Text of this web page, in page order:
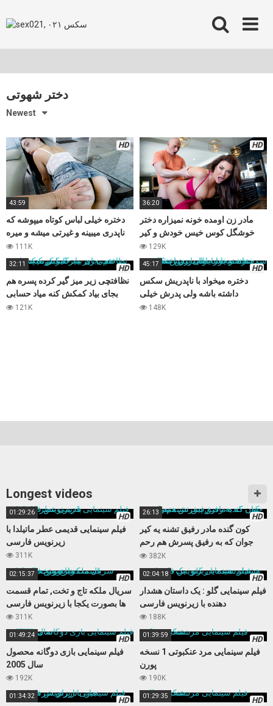
to
دختر شهوتی
Newest
HD
43:59
دختره خیلی لباس کوتاه میپوشه که
ناپدری میبینه و غیرتی میشه و میره
که یک درس حسابی بهش بده
111K
HD
36:20
مادر زن اومده خونه نمیزاره دختر
خوشگل کوس خیس خودش و کیر
شوهرش خالی کنه ،سکس زیبا
129K
HD
32:11
نظافتچی زیر میز گیر کرده پسره هم
بجای بیاد کمکش کنه میاد حسابی
میکنتش
121K
HD
45:17
دختره میخواد با ناپدریش سکس
داشته باشه ولی پدرش خیلی
سرسخته و به رابطه با زن اعتقادی
148K
Longest videos
HD
01:29:26
فیلم سینمایی قدیمی عطر ماتیلدا با
زیرنویس فارسی
311K
HD
26:13
کون گنده مادر رفیق تشنه یه کیر
جوان که به رفیق پسرش هم رحم
نمیکنه
382K
HD
02:15:37
سریال ملکه تاج و تخت, تمام قسمت
ها بصورت یکجا با زیرنویس فارسی
311K
HD
02:04:18
فیلم سینمایی گلو : یک داستان هشدار
دهنده با زیرنویس فارسی
188K
HD
01:49:24
فیلم سینمایی بازی دوگانه محصول
سال 2005
192K
HD
01:39:59
فیلم سینمایی مرد عنکبوتی 1 نسخه
پورن
190K
HD
01:34:32 HD
01:29:35